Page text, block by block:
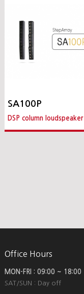
SA100P
DSP column loudspeaker
Office Hours
MON-FRI : 09:00 ~ 18:00
SAT/SUN : Day off